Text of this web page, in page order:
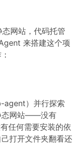
网站，代码托管
来搭建这个项
agent）并行探索
态网站——没有
任何需要安装的依
打开文件夹翻看还